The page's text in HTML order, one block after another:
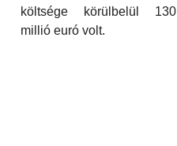
költsége körülbelül 130
millió euró volt.